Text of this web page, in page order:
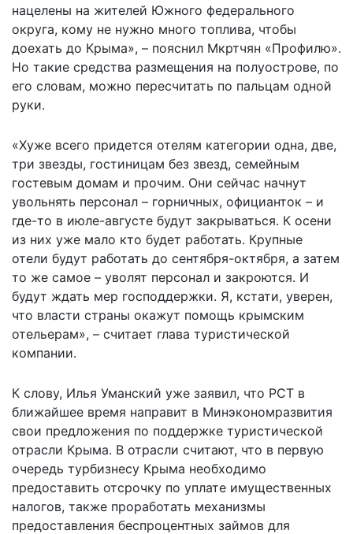
нацелены на жителей Южного федерального
округа, кому не нужно много топлива, чтобы
доехать до Крыма», – пояснил Мкртчян «Профилю».
Но такие средства размещения на полуострове, по
его словам, можно пересчитать по пальцам одной
руки.
«Хуже всего придется отелям категории одна, две,
три звезды, гостиницам без звезд, семейным
гостевым домам и прочим. Они сейчас начнут
увольнять персонал – горничных, официанток – и
где-то в июле-августе будут закрываться. К осени
из них уже мало кто будет работать. Крупные
отели будут работать до сентября-октября, а затем
то же самое – уволят персонал и закроются. И
будут ждать мер господдержки. Я, кстати, уверен,
что власти страны окажут помощь крымским
отельерам», – считает глава туристической
компании.
К слову, Илья Уманский уже заявил, что РСТ в
ближайшее время направит в Минэкономразвития
свои предложения по поддержке туристической
отрасли Крыма. В отрасли считают, что в первую
очередь турбизнесу Крыма необходимо
предоставить отсрочку по уплате имущественных
налогов, также проработать механизмы
предоставления беспроцентных займов для